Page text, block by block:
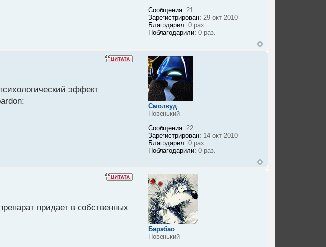
Сообщения: 21
Зарегистрирован: 29 окт 2010
Благодарил: 0 раз.
Поблагодарили: 0 раз.
эффект
Смолвуд
Новенький
Сообщения: 22
Зарегистрирован: 14 окт 2010
Благодарил: 0 раз.
Поблагодарили: 0 раз.
придает в собственных
Барабао
Новенький